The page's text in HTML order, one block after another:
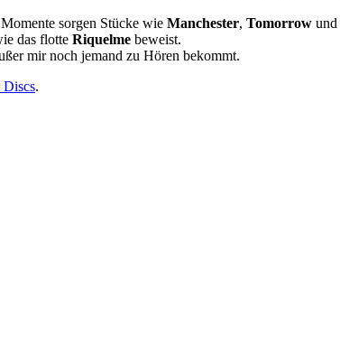
sorgen Stücke wie Manchester, Tomorrow und
das flotte Riquelme beweist.
mir noch jemand zu Hören bekommt.
Discs.